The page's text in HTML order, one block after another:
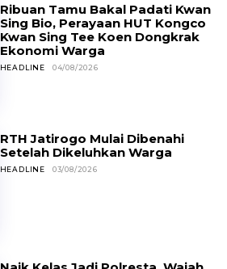
Ribuan Tamu Bakal Padati Kwan
Sing Bio, Perayaan HUT Kongco
Kwan Sing Tee Koen Dongkrak
Ekonomi Warga
HEADLINE 04/08/2026
RTH Jatirogo Mulai Dibenahi
Setelah Dikeluhkan Warga
HEADLINE 03/08/2026